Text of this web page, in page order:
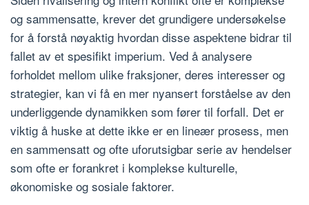
og sammensatte, krever det grundigere undersøkelse
for å forstå nøyaktig hvordan disse aspektene bidrar til
fallet av et spesifikt imperium. Ved å analysere
forholdet mellom ulike fraksjoner, deres interesser og
strategier, kan vi få en mer nyansert forståelse av den
underliggende dynamikken som fører til forfall. Det er
viktig å huske at dette ikke er en lineær prosess, men
en sammensatt og ofte uforutsigbar serie av hendelser
som ofte er forankret i komplekse kulturelle,
økonomiske og sosiale faktorer.